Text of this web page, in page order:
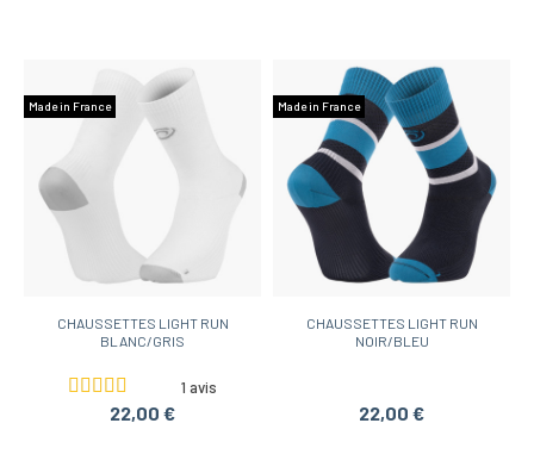
Made in France
CHAUSSETTES LIGHT RUN
BLANC/GRIS
1 avis
22,00 €
Made in France
CHAUSSETTES LIGHT RUN
NOIR/BLEU
22,00 €